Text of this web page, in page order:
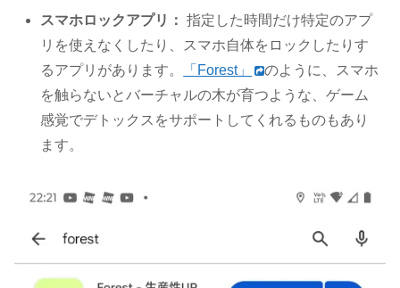
スマホロックアプリ： 指定した時間だけ特定のアプ
リを使えなくしたり、スマホ自体をロックしたりす
るアプリがあります。
「Forest」
のように、スマホ
を触らないとバーチャルの木が育つような、ゲーム
感覚でデトックスをサポートしてくれるものもあり
ます。